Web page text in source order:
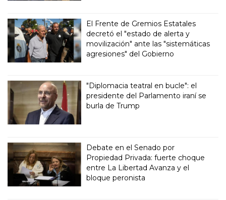
El Frente de Gremios Estatales
decretó el "estado de alerta y
movilización" ante las "sistemáticas
agresiones" del Gobierno
"Diplomacia teatral en bucle": el
presidente del Parlamento iraní se
burla de Trump
Debate en el Senado por
Propiedad Privada: fuerte choque
entre La Libertad Avanza y el
bloque peronista